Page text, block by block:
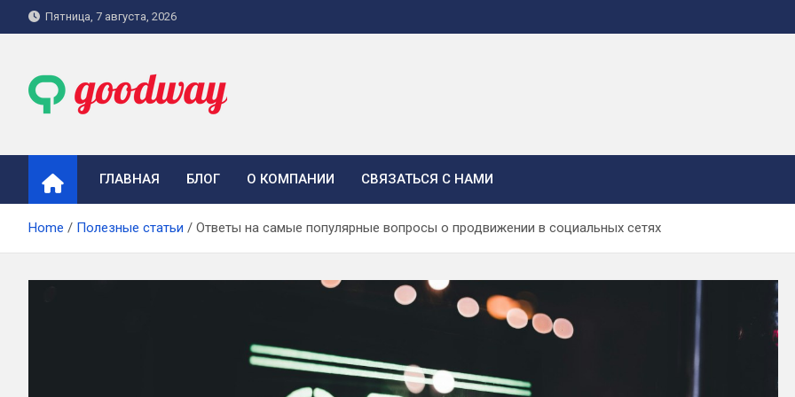
to
Пятница, 7 августа, 2026
goodway.com.ua
ГЛАВНАЯ БЛОГ О КОМПАНИИ СВЯЗАТЬСЯ С НАМИ
Home Полезные статьи Ответы на самые популярные вопросы о продвижении в социальных сетях